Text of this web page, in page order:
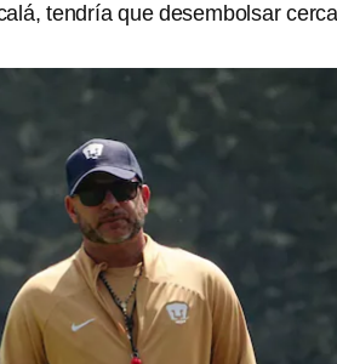
tendría que desembolsar